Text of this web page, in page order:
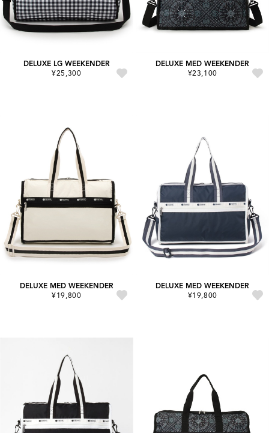
DELUXE LG WEEKENDER
¥25,300
DELUXE MED WEEKENDER
¥23,100
DELUXE MED WEEKENDER
¥19,800
DELUXE MED WEEKENDER
¥19,800